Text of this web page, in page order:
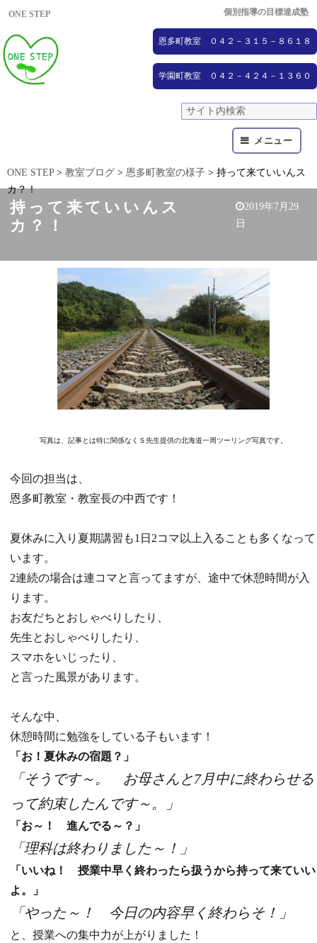
ONE STEP 個別指導の目標達成塾
恩多町教室 ０４２－３１５－８６１８
学園町教室 ０４２－４２４－１３６０
メニュー
ONE STEP> 教室ブログ > 恩多町教室の様子 > 持って来ていいんス
カ？！
持って来ていいんス
カ？！
2019年7月29
日
写真は、記事とは特に関係なくＳ先生提供の北海道一周ツーリング写真です。
今回の担当は、
恩多町教室・教室長の中西です！
夏休みに入り夏期講習も1日2コマ以上入ることも多くなって
います。
2連続の場合は連コマと言ってますが、途中で休憩時間が入
ります。
お友だちとおしゃべりしたり、
先生とおしゃべりしたり、
スマホをいじったり、
と言った風景があります。
そんな中、
休憩時間に勉強をしている子もいます！
「お！夏休みの宿題？」
「そうです～。 お母さんと7月中に終わらせる
って約束したんです～。」
「お～！ 進んでる～？」
「理科は終わりました～！」
「いいね！ 授業中早く終わったら扱うから持って来ていい
よ。」
「やった～！ 今日の内容早く終わらそ！」
と、授業への集中力が上がりました！